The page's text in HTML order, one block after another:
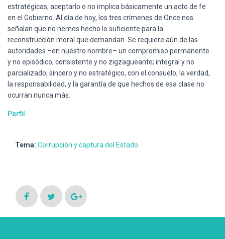
estratégicas, aceptarlo o no implica básicamente un acto de fe
en el Gobierno. Al día de hoy, los tres crímenes de Once nos
señalan que no hemos hecho lo suficiente para la
reconstrucción moral que demandan. Se requiere aún de las
autoridades –en nuestro nombre– un compromiso permanente
y no episódico; consistente y no zigzagueante; integral y no
parcializado; sincero y no estratégico, con el consuelo, la verdad,
la responsabilidad, y la garantía de que hechos de esa clase no
ocurran nunca más.
Perfil
Tema: Corrupción y captura del Estado